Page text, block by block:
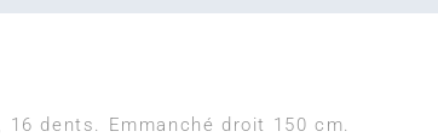
16 dents. Emmanché droit 150 cm.